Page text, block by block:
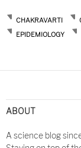
CHAKRAVARTI
EPIDEMIOLOGY
ABOUT
A science blog